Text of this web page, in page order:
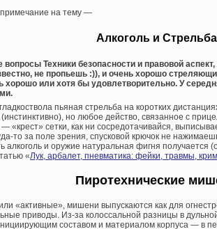
примечание на тему —
Алкоголь и Стрельба
вопросы Техники безопасности и правовой
не пропьешь :)), и очень хорошо
хорошо или хотя бы удовлетворительно. У
пьяная стрельба на коротких
но любое действо, связанное с
«крест» сетки, как ни сосредотачивайся,
то за поле зрения, спусковой крючок не
алкоголь и оружие натуральная фигня получается
«Лук, арбалет, пневматика: фейки, травмы,
Пиротехнические
«активные», мишени выпускаются как для
приводы. Из-за колоссальной разницы в
составом и материалом корпуса — в